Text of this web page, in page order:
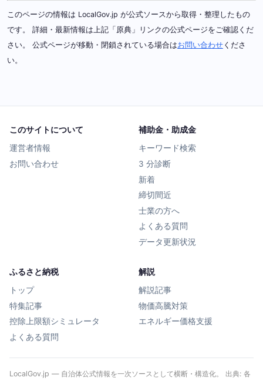
このページの情報は LocalGov.jp が公式ソースから取得・整理したもの
です。 詳細・最新情報は上記「原典」リンクの公式ページをご確認くだ
さい。 公式ページが移動・閉鎖されている場合はお問い合わせ くださ
い。
このサイトについて
運営者情報
お問い合わせ
補助金・助成金
キーワード検索
3 分診断
新着
締切間近
士業の方へ
よくある質問
データ更新状況
ふるさと納税
トップ
特集記事
控除上限額シミュレータ
よくある質問
解説
解説記事
物価高騰対策
エネルギー価格支援
LocalGov.jp — 自治体公式情報を一次ソースとして横断・構造化。 出典: 各